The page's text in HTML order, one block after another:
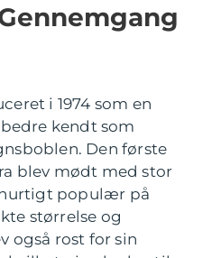
i 1974 som en
bedre kendt som
Den første
blev mødt med stor
hurtigt populær på
størrelse og
også rost for sin